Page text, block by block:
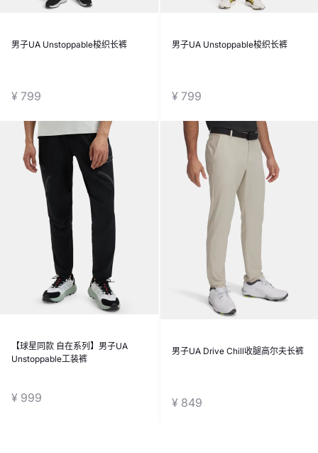
男子UA Unstoppable梭织长裤
¥ 799
男子UA Unstoppable梭织长裤
¥ 799
【球星同款 自在系列】男子UA
Unstoppable工装裤
¥ 999
男子UA Drive Chill收腿高尔夫长裤
¥ 849